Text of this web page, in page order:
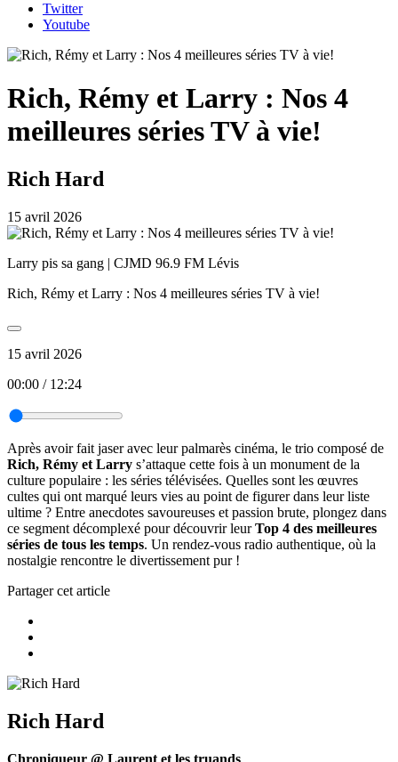
Twitter
Youtube
Rich, Rémy et Larry : Nos 4
meilleures séries TV à vie!
Rich Hard
15 avril 2026
Larry pis sa gang | CJMD 96.9 FM Lévis
Rich, Rémy et Larry : Nos 4 meilleures séries TV à vie!
15 avril 2026
00:00 / 12:24
Après avoir fait jaser avec leur palmarès cinéma, le trio composé de
Rich, Rémy et Larry s’attaque cette fois à un monument de la
culture populaire : les séries télévisées. Quelles sont les œuvres
cultes qui ont marqué leurs vies au point de figurer dans leur liste
ultime ? Entre anecdotes savoureuses et passion brute, plongez dans
ce segment décomplexé pour découvrir leurTop 4 des meilleures
séries de tous les temps. Un rendez-vous radio authentique, où la
nostalgie rencontre le divertissement pur !
Partager cet article
Rich Hard
Chroniqueur @ Laurent et les truands